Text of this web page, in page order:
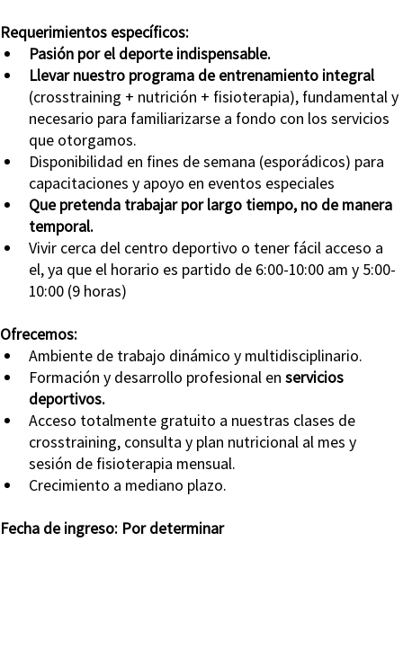
Requerimientos específicos:
Pasión por el deporte indispensable.
Llevar nuestro programa de entrenamiento integral
(crosstraining + nutrición + fisioterapia), fundamental y
necesario para familiarizarse a fondo con los servicios
que otorgamos.
Disponibilidad en fines de semana (esporádicos) para
capacitaciones y apoyo en eventos especiales
Que pretenda trabajar por largo tiempo, no de manera
temporal.
Vivir cerca del centro deportivo o tener fácil acceso a
el, ya que el horario es partido de 6:00-10:00 am y 5:00-
10:00 (9 horas)
Ofrecemos:
Ambiente de trabajo dinámico y multidisciplinario.
Formación y desarrollo profesional en servicios
deportivos.
Acceso totalmente gratuito a nuestras clases de
crosstraining, consulta y plan nutricional al mes y
sesión de fisioterapia mensual.
Crecimiento a mediano plazo.
Fecha de ingreso: Por determinar